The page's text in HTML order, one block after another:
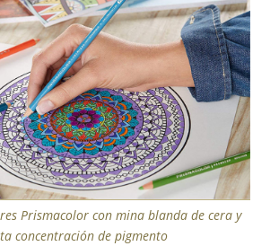
Prismacolor con mina blanda de cera y
concentración de pigmento